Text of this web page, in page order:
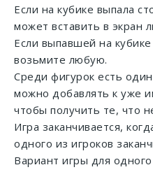
Если на кубике выпала
может вставить в экран
Если выпавшей на
возьмите любую.
Среди фигурок есть
можно добавлять к уже
чтобы получить те, что
Игра заканчивается,
одного из игроков
Вариант игры для одного